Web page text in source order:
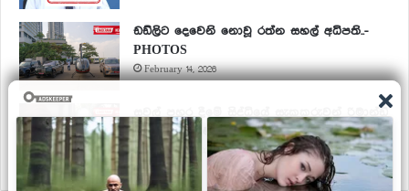
ඩඩ්ලිට දෙවෙනි නොවූ රත්න සහල් අධිපති..-
PHOTOS
February 14, 2026
සවල් පහර දීමේ සිද්ධියේ සැකකරුවන් රිමාන්ඩ්
– පියුමි හංසමාලිගේ පුත්‍රයා පරිවාසයට.
February 11, 2026